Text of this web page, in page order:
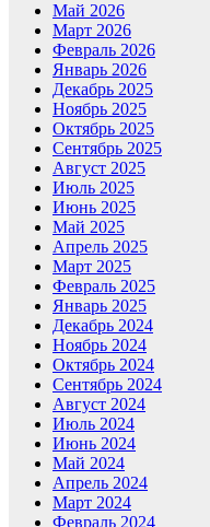
Май 2026
Март 2026
Февраль 2026
Январь 2026
Декабрь 2025
Ноябрь 2025
Октябрь 2025
Сентябрь 2025
Август 2025
Июль 2025
Июнь 2025
Май 2025
Апрель 2025
Март 2025
Февраль 2025
Январь 2025
Декабрь 2024
Ноябрь 2024
Октябрь 2024
Сентябрь 2024
Август 2024
Июль 2024
Июнь 2024
Май 2024
Апрель 2024
Март 2024
Февраль 2024